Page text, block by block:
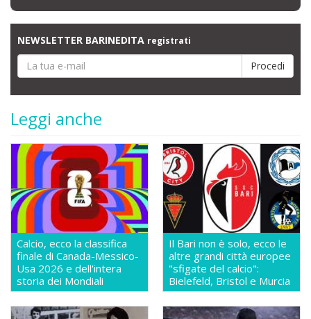
NEWSLETTER BARINEDITA registrati
Leggi anche
Calcio, ecco la classifica
finale di Canada-Messico-
Usa 2026 e dell'intera
storia dei Mondiali
Il Bari non è solo, ecco le
altre grandi città europee
"sfigate del calcio":
Bielefeld, Bristol e Murcia